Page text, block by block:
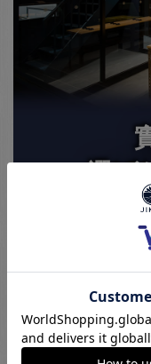
120年
こだ
實光刃物は、職人
っています。出荷